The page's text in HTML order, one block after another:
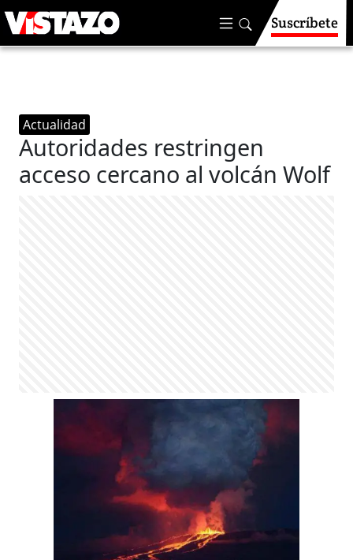
Suscríbete
Actualidad
Autoridades restringen
acceso cercano al volcán Wolf